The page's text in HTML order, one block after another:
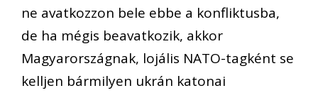
ne avatkozzon bele ebbe a konfliktusba,
de ha mégis beavatkozik, akkor
Magyarországnak, lojális NATO-tagként se
kelljen bármilyen ukrán katonai